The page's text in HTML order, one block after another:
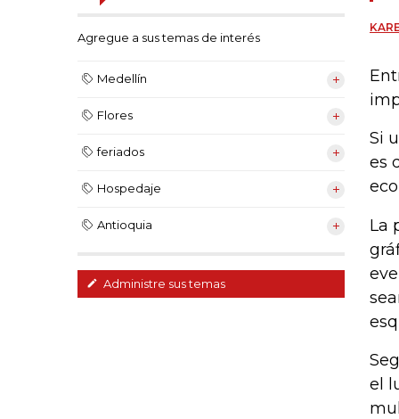
Agregue a sus temas de interés
Medellín
Flores
feriados
Hospedaje
Antioquia
Administre sus temas
Si
es
La
el